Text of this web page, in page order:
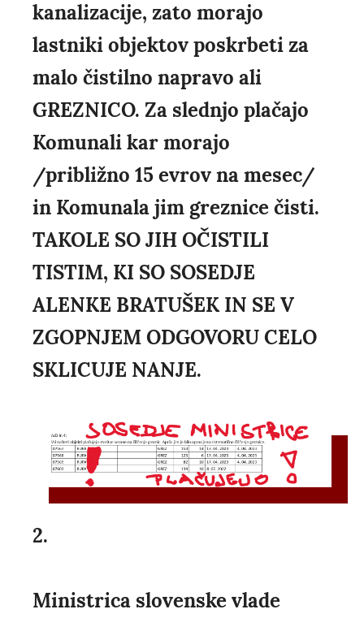
kanalizacije, zato morajo
lastniki objektov poskrbeti za
malo čistilno napravo ali
GREZNICO. Za slednjo plačajo
Komunali kar morajo
/približno 15 evrov na mesec/
in Komunala jim greznice čisti.
TAKOLE SO JIH OČISTILI
TISTIM, KI SO SOSEDJE
ALENKE BRATUŠEK IN SE V
ZGOPNJEM ODGOVORU CELO
SKLICUJE NANJE.
2.
Ministrica slovenske vlade